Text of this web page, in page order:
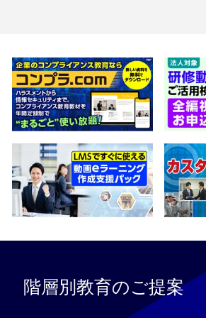
階層別教育のご提案